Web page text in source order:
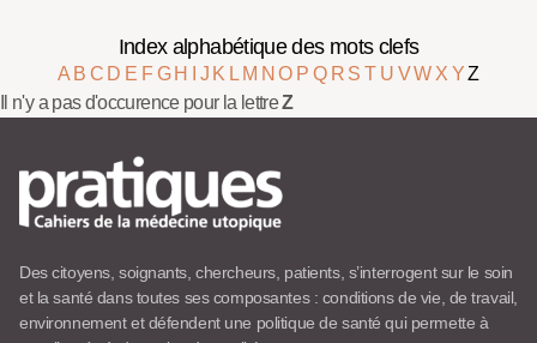
Index alphabétique des mots clefs
A B C D E F G H J K L M NO P Q R ST U VW X YZ
Il n'y a pas d'occurence pour la lettreZ
Des citoyens, soignants, chercheurs, patients, s’interrogent sur le soin
et la santé dans toutes ses composantes : conditions de vie, de travail,
environnement et défendent une politique de santé qui permette à